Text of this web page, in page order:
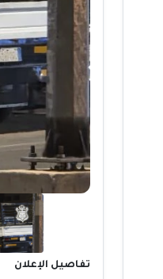
تفاصيل الإعلان